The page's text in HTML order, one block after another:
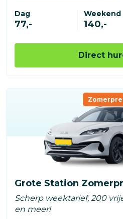
Dag
77,-
Weekend
140,-
Direct
Grote Station
Scherp weektarief, 200
en meer!